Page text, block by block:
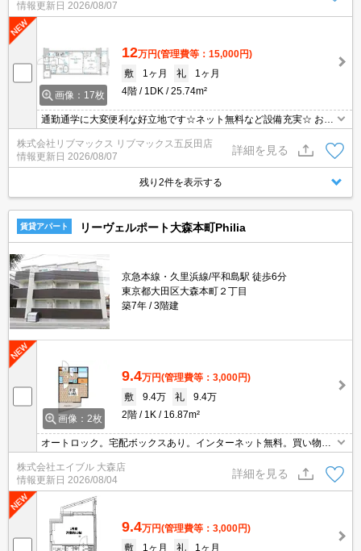
情報更新日 2026/08/07
画像：17枚
12万円(管理費等：15,000円)
敷
1ヶ月 礼
1ヶ月
4階
1DK 25.74m²
通勤通学に大変便利な好立地です☆ネット無料など設備充実☆ お問
合せ物件のほかにもネット非掲載や空き予定など豊富な物件からご
紹介いたします。お気軽にお問い合わせください☆
株式会社リブマックス リブマックス五反田店
情報更新日 2026/08/07
詳細を見る
残り2件を表示する
賃貸アパート リーヴェルポート大森本町Philia
京急本線・久里浜線/平和島駅 徒歩6分
東京都大田区大森本町２丁目
築7年
3階建
画像：2枚
9.4万円(管理費等：3,000円)
敷
9.4万 礼
9.4万
2階
1K 16.87m²
オートロック。宅配ボックスあり。インターネット無料。買い物便
利。すぐ内見できます。生活環境良好。内見予約受付中。住環境、
あなたの目でお確かめください。あなたの新生活応援します！。見
逃せませんね！。
株式会社エイブル 大森店
情報更新日 2026/08/04
詳細を見る
9.4万円(管理費等：3,000円)
敷
1ヶ月 礼 1ヶ月